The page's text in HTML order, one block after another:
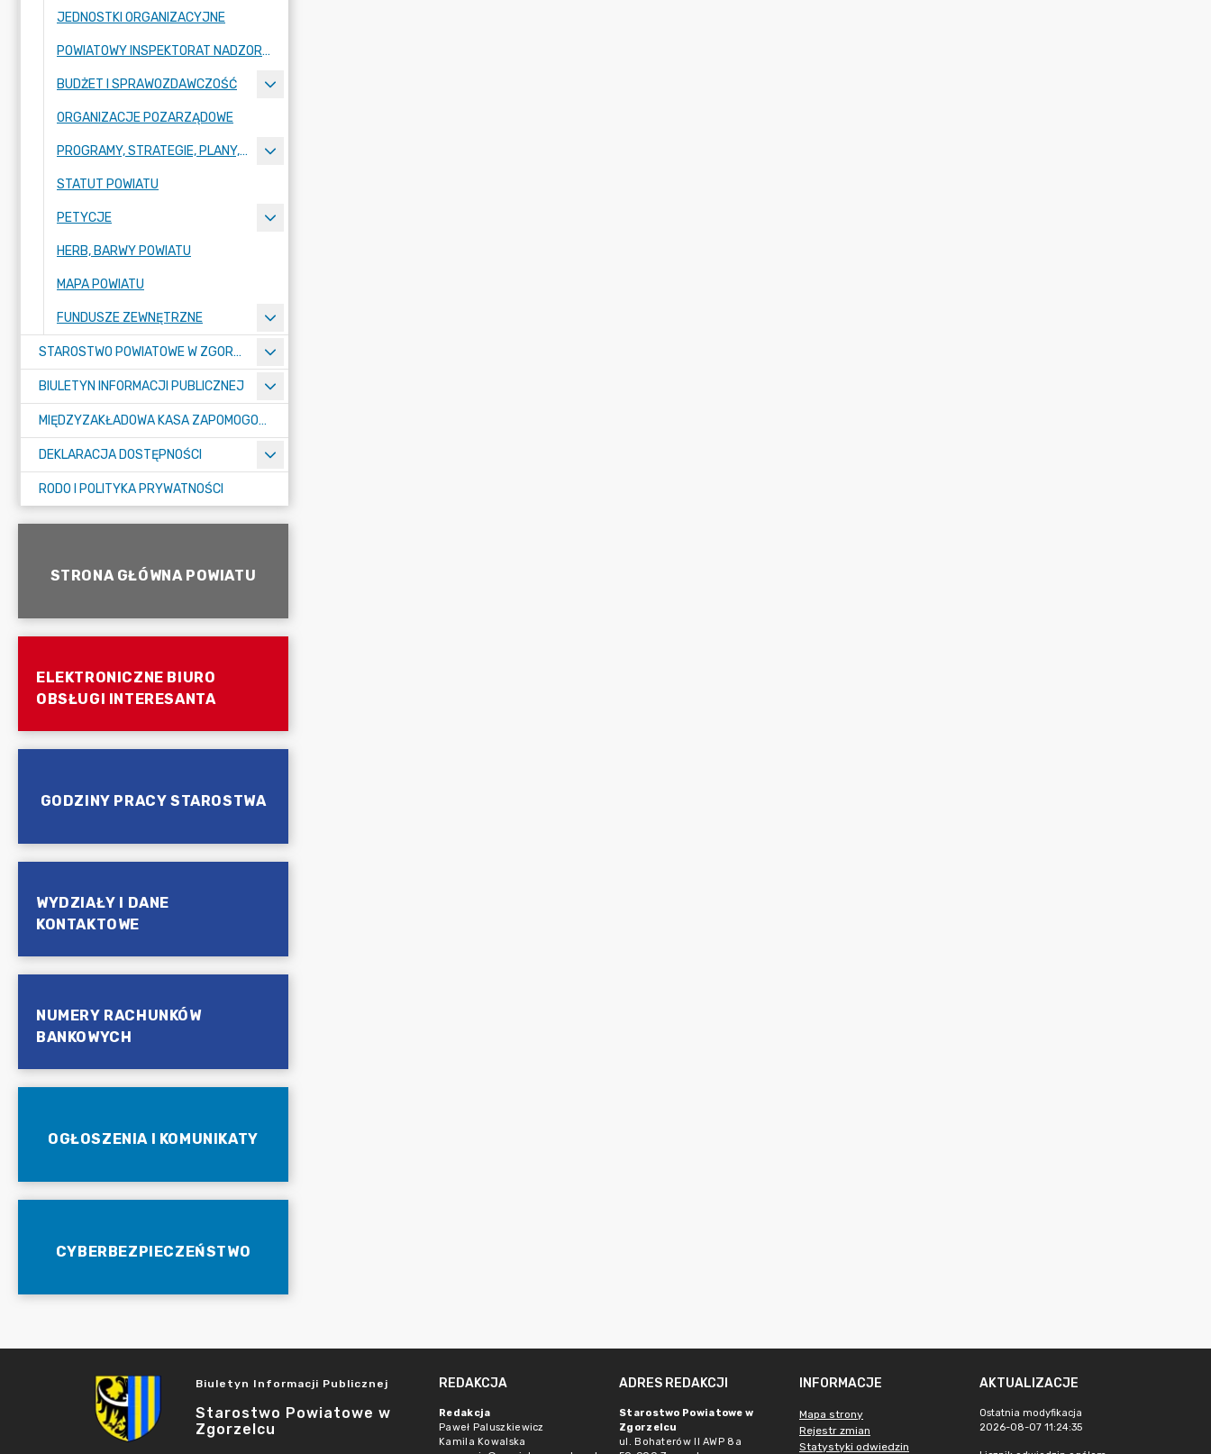
JEDNOSTKI ORGANIZACYJNE
POWIATOWY INSPEKTORAT NADZORU BUDOWLANEGO
BUDŻET I SPRAWOZDAWCZOŚĆ
ORGANIZACJE POZARZĄDOWE
PROGRAMY, STRATEGIE, PLANY, RAPORTY
STATUT POWIATU
PETYCJE
HERB, BARWY POWIATU
MAPA POWIATU
FUNDUSZE ZEWNĘTRZNE
STAROSTWO POWIATOWE W ZGORZELCU
BIULETYN INFORMACJI PUBLICZNEJ
MIĘDZYZAKŁADOWA KASA ZAPOMOGOWO-POŻYCZKOWA
DEKLARACJA DOSTĘPNOŚCI
RODO I POLITYKA PRYWATNOŚCI
STRONA GŁÓWNA POWIATU
ELEKTRONICZNE BIURO
OBSŁUGI INTERESANTA
GODZINY PRACY STAROSTWA
WYDZIAŁY I DANE
KONTAKTOWE
NUMERY RACHUNKÓW
BANKOWYCH
OGŁOSZENIA I KOMUNIKATY
CYBERBEZPIECZEŃSTWO
Biuletyn Informacji Publicznej
Starostwo Powiatowe w
Zgorzelcu
REDAKCJA
Redakcja
Paweł Paluszkiewicz
Kamila Kowalska
ADRES REDAKCJI
Starostwo Powiatowe w
Zgorzelcu
ul. Bohaterów II AWP 8a
INFORMACJE
Mapa strony
Rejestr zmian
Statystyki odwiedzin
AKTUALIZACJE
Ostatnia modyfikacja
2026-08-07 11:24:35